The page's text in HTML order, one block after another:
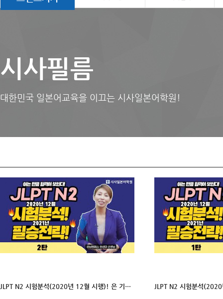
시사필름
대한민국 일본어교육을 이끄는 시사일본어학원!
JLPT N2 시험분석(2020년 12월 시행)! 은 기본! 2021년 합격을 위한 필승전략/준비포인트까지 - 2탄ㅣ 시사일본어학원 허성미 선생님이 싹~다 알려준다!